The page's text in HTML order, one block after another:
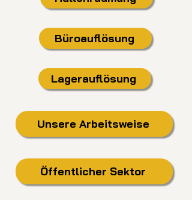
Büroauflösung
Lagerauflösung
Unsere Arbeitsweise
Öffentlicher Sektor